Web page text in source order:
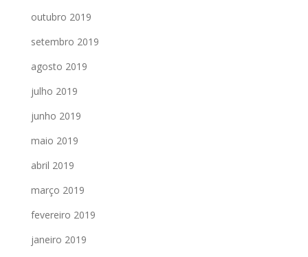
outubro 2019
setembro 2019
agosto 2019
julho 2019
junho 2019
maio 2019
abril 2019
março 2019
fevereiro 2019
janeiro 2019